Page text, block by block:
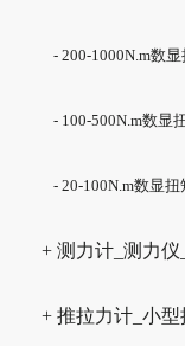
- 200-1000N.m数
- 100-500N.m数显
- 20-100N.m数显
+ 测力计_测力
家
+ 推拉力计_小